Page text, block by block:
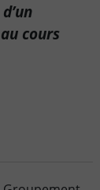
cours